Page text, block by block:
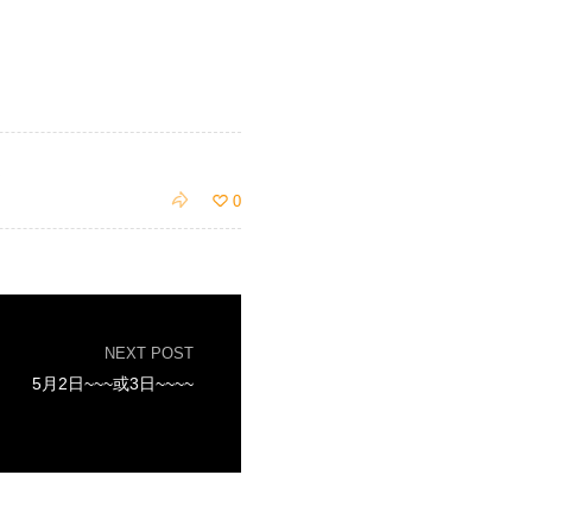
 0

NEXT POST
5月2日~~~或3日~~~~